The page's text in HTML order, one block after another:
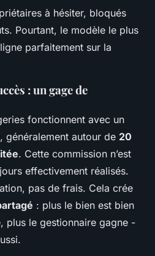
à hésiter, bloqués
Pourtant, le modèle le plus
parfaitement sur la
: un gage de
fonctionnent avec un
généralement autour de 20
. Cette commission n’est
effectivement réalisés.
pas de frais. Cela crée
: plus le bien est bien
plus le gestionnaire gagne -